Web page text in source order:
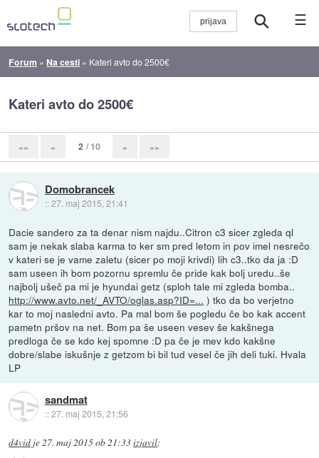
☰
Forum » Na cesti » Kateri avto do 2500€
Kateri avto do 2500€
«« « 2 / 10 » »»
Domobrancek
::27. maj 2015, 21:41
Dacie sandero za ta denar nism najdu..Citron c3 sicer zgleda ql
sam je nekak slaba karma to ker sm pred letom in pov imel nesrečo
v kateri se je vame zaletu (sicer po moji krivdi) lih c3..tko da ja :D
sam useen ih bom pozornu spremlu če pride kak bolj uredu..še
najbolj ušeč pa mi je hyundai getz (sploh tale mi zgleda bomba..
http://www.avto.net/_AVTO/oglas.asp?ID=... ) tko da bo verjetno
kar to moj nasledni avto. Pa mal bom še pogledu če bo kak accent
pametn pršov na net. Bom pa še useen vesev še kakšnega
predloga če se kdo kej spomne :D pa če je mev kdo kakšne
dobre/slabe iskušnje z getzom bi bil tud vesel če jih deli tuki. Hvala
LP
sandmat
::27. maj 2015, 21:56
d4vid je27. maj 2015 ob 21:33izjavil: